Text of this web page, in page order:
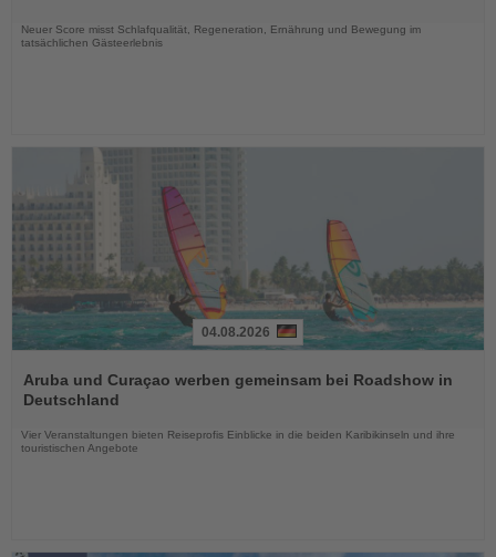
Neuer Score misst Schlafqualität, Regeneration, Ernährung und Bewegung im
tatsächlichen Gästeerlebnis
Sie
die
04.08.2026
Aruba und Curaçao werben gemeinsam bei Roadshow in
Deutschland
Vier Veranstaltungen bieten Reiseprofis Einblicke in die beiden Karibikinseln und ihre
touristischen Angebote